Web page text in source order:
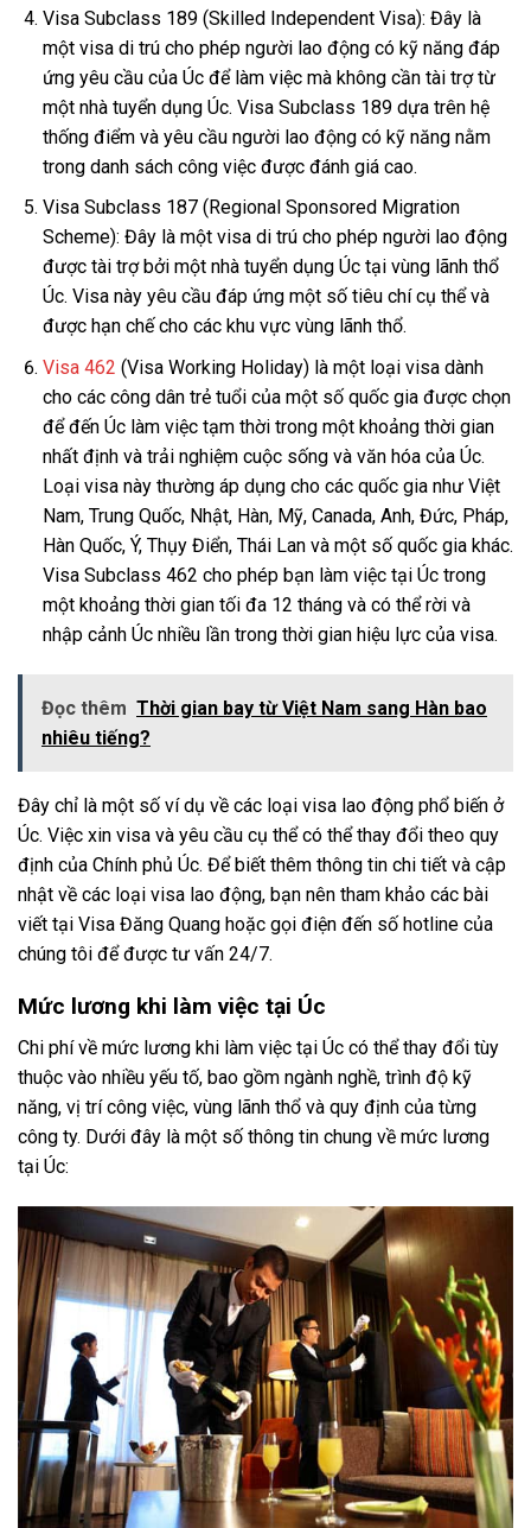
Visa Subclass 189 (Skilled Independent Visa): Đây là
một visa di trú cho phép người lao động có kỹ năng đáp
ứng yêu cầu của Úc để làm việc mà không cần tài trợ từ
một nhà tuyển dụng Úc. Visa Subclass 189 dựa trên hệ
thống điểm và yêu cầu người lao động có kỹ năng nằm
trong danh sách công việc được đánh giá cao.
Visa Subclass 187 (Regional Sponsored Migration
Scheme): Đây là một visa di trú cho phép người lao động
được tài trợ bởi một nhà tuyển dụng Úc tại vùng lãnh thổ
Úc. Visa này yêu cầu đáp ứng một số tiêu chí cụ thể và
được hạn chế cho các khu vực vùng lãnh thổ.
Visa 462 (Visa Working Holiday) là một loại visa dành
cho các công dân trẻ tuổi của một số quốc gia được chọn
để đến Úc làm việc tạm thời trong một khoảng thời gian
nhất định và trải nghiệm cuộc sống và văn hóa của Úc.
Loại visa này thường áp dụng cho các quốc gia như Việt
Nam, Trung Quốc, Nhật, Hàn, Mỹ, Canada, Anh, Đức, Pháp,
Hàn Quốc, Ý, Thụy Điển, Thái Lan và một số quốc gia khác.
Visa Subclass 462 cho phép bạn làm việc tại Úc trong
một khoảng thời gian tối đa 12 tháng và có thể rời và
nhập cảnh Úc nhiều lần trong thời gian hiệu lực của visa.
Đọc thêm Thời gian bay từ Việt Nam sang Hàn bao
nhiêu tiếng?
Đây chỉ là một số ví dụ về các loại visa lao động phổ biến ở
Úc. Việc xin visa và yêu cầu cụ thể có thể thay đổi theo quy
định của Chính phủ Úc. Để biết thêm thông tin chi tiết và cập
nhật về các loại visa lao động, bạn nên tham khảo các bài
viết tại Visa Đăng Quang hoặc gọi điện đến số hotline của
chúng tôi để được tư vấn 24/7.
Mức lương khi làm việc tại Úc
Chi phí về mức lương khi làm việc tại Úc có thể thay đổi tùy
thuộc vào nhiều yếu tố, bao gồm ngành nghề, trình độ kỹ
năng, vị trí công việc, vùng lãnh thổ và quy định của từng
công ty. Dưới đây là một số thông tin chung về mức lương
tại Úc: